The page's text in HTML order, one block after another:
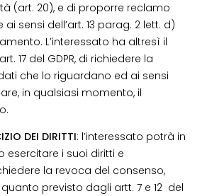
(art. 20), e di proporre reclamo
ai sensi dell’art. 13 parag. 2 lett. d)
L’interessato ha altresì il
17 del GDPR, di richiedere la
che lo riguardano ed ai sensi
in qualsiasi momento, il
DEI DIRITTI: l’interessato potrà in
esercitare i suoi diritti e
la revoca del consenso,
previsto dagli artt. 7 e 12 del